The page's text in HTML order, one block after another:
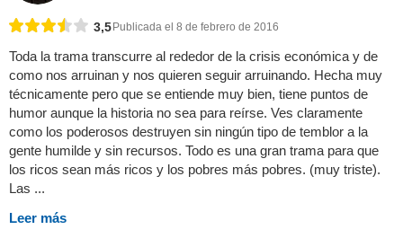
3,5 Publicada el 8 de febrero de 2016
Toda la trama transcurre al rededor de la crisis económica y de
como nos arruinan y nos quieren seguir arruinando. Hecha muy
técnicamente pero que se entiende muy bien, tiene puntos de
humor aunque la historia no sea para reírse. Ves claramente
como los poderosos destruyen sin ningún tipo de temblor a la
gente humilde y sin recursos. Todo es una gran trama para que
los ricos sean más ricos y los pobres más pobres. (muy triste).
Las ...
Leer más